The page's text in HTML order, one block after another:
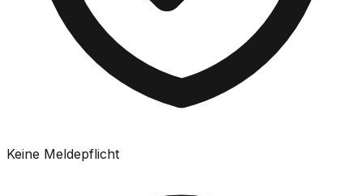
Keine Meldepflicht